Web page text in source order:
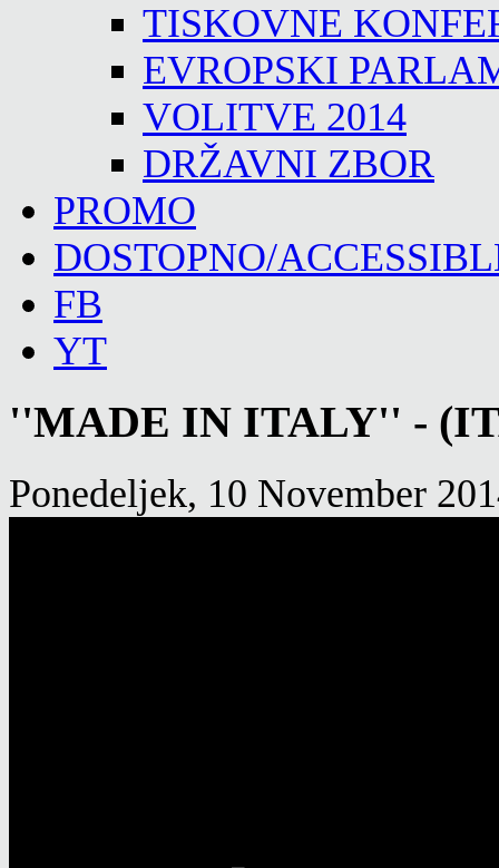
TISKOVNE
EVROPSKI
VOLITVE 2014
DRŽAVNI ZBOR
PROMO
DOSTOPNO/
FB
YT
''MADE IN ITALY'' -
Ponedeljek, 10 November